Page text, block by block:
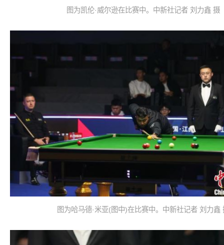
图为凯伦·威尔逊在比赛中。中新社记者 刘力鑫 摄
图为哈马德·米亚(图中)在比赛中。中新社记者 刘力鑫